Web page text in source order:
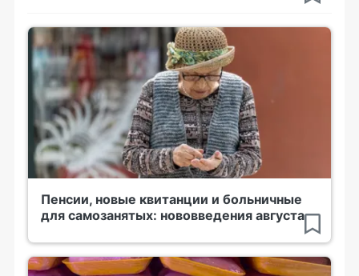
Пенсии, новые квитанции и больничные
для самозанятых: нововведения августа